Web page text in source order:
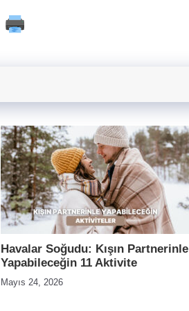
Havalar Soğudu: Kışın Partnerinle
Yapabileceğin 11 Aktivite
Mayıs 24, 2026